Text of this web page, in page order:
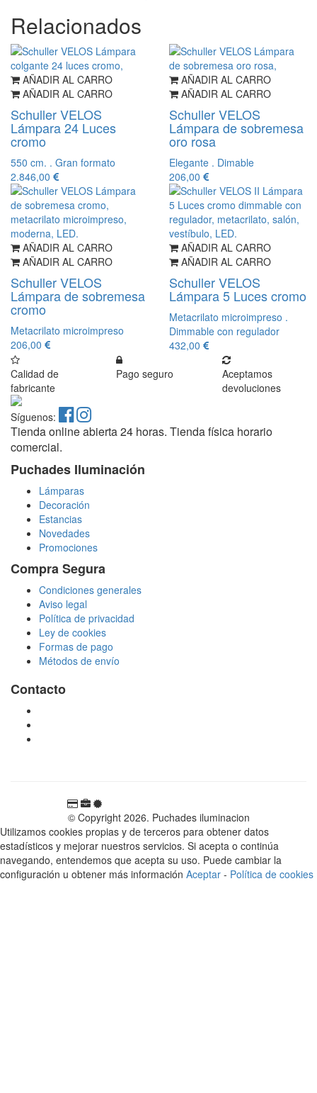
Relacionados
AÑADIR AL CARRO
AÑADIR AL CARRO
Schuller VELOS
Lámpara 24 Luces
cromo
550 cm. . Gran formato
2.846,00
AÑADIR AL CARRO
AÑADIR AL CARRO
Schuller VELOS
Lámpara de sobremesa
oro rosa
Elegante . Dimable
206,00
AÑADIR AL CARRO
AÑADIR AL CARRO
Schuller VELOS
Lámpara de sobremesa
cromo
Metacrilato microimpreso
206,00
AÑADIR AL CARRO
AÑADIR AL CARRO
Schuller VELOS
Lámpara 5 Luces cromo
Metacrilato microimpreso .
Dimmable con regulador
432,00
Calidad de
fabricante
Pago seguro
Aceptamos
devoluciones
Síguenos:
Tienda online abierta 24 horas. Tienda física horario
comercial.
Puchades Iluminación
Lámparas
Decoración
Estancias
Novedades
Promociones
Compra Segura
Condiciones generales
Aviso legal
Política de privacidad
Ley de cookies
Formas de pago
Métodos de envío
Contacto
© Copyright 2026. Puchades iluminacion
Utilizamos cookies propias y de terceros para obtener datos
estadísticos y mejorar nuestros servicios. Si acepta o continúa
navegando, entendemos que acepta su uso. Puede cambiar la
configuración u obtener más información Aceptar - Política de cookies